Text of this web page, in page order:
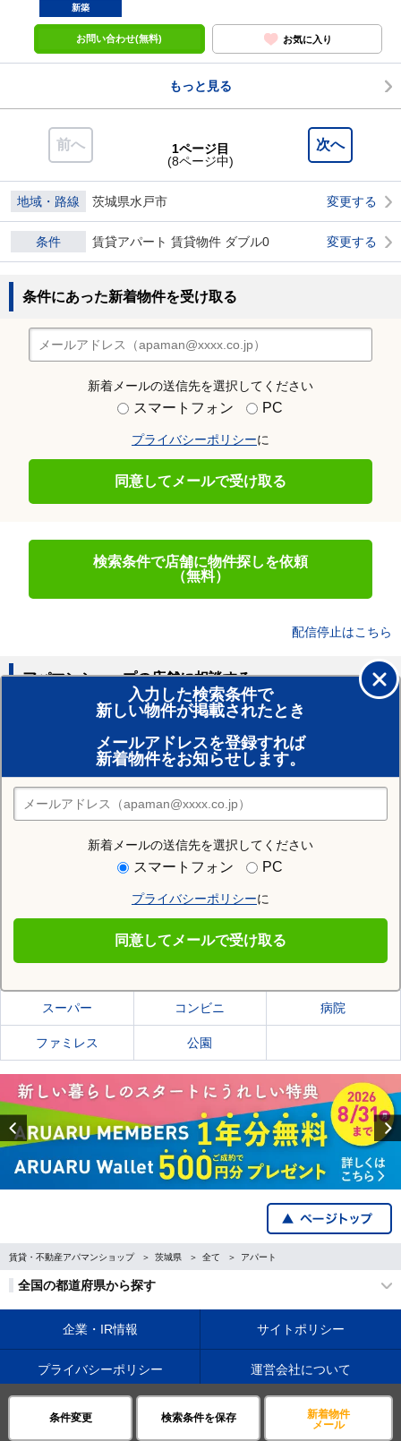
新築
お問い合わせ(無料) お気に入り
もっと見る
条件変更 検索条件を保存
新着物件
メール
前へ 次へ
1ページ目
(8ページ中)
地域・路線 茨城県水戸市 変更する
条件 賃貸アパート 賃貸物件 ダブル0 変更する
条件にあった新着物件を受け取る
新着メールの送信先を選択してください
スマートフォン PC
プライバシーポリシーに
同意してメールで受け取る
検索条件で店舗に物件探しを依頼
（無料）
配信停止はこちら
入力した検索条件で
新しい物件が掲載されたとき
メールアドレスを登録すれば
新着物件をお知らせします。
新着メールの送信先を選択してください
スマートフォン PC
プライバシーポリシーに
同意してメールで受け取る
アパマンショップの店舗に相談する
賃貸のプロがお部屋探し！
おまかせ物件リクエスト
住みたい街の店舗を探す
店舗検索
住む街研究所で水戸市の情報を見る
水戸市の施設一覧
スーパー コンビニ 病院
ファミレス 公園
Previous
賃貸・不動産アパマンショップ 茨城県 全て アパート
全国の都道府県から探す
企業・IR情報 サイトポリシー
プライバシーポリシー 運営会社について